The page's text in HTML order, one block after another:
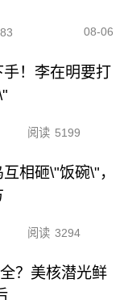
08-06
！李在明要打
阅读 5199
相砸\"饭碗\"，
阅读 3294
？美核潜光鲜